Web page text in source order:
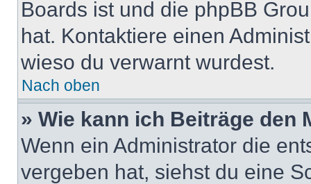
Boards ist und die phpBB
hat. Kontaktiere einen
wieso du verwarnt wurdest.
Nach oben
» Wie kann ich Beiträge den
Wenn ein Administrator die
vergeben hat, siehst du eine